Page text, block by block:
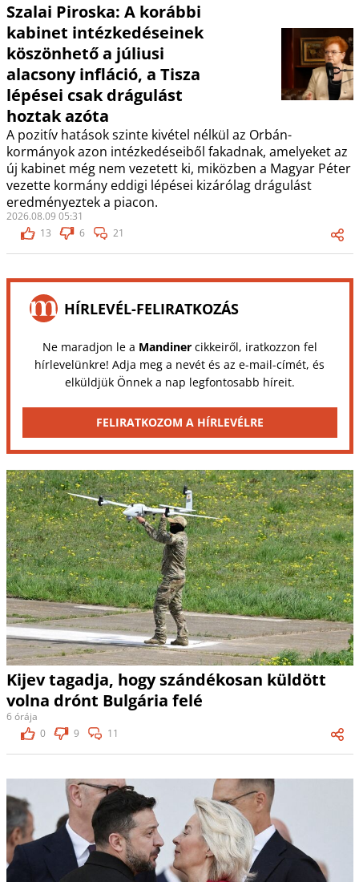
Szalai Piroska: A korábbi
kabinet intézkedéseinek
köszönhető a júliusi
alacsony infláció, a Tisza
lépései csak drágulást
hoztak azóta
A pozitív hatások szinte kivétel nélkül az Orbán-
kormányok azon intézkedéseiből fakadnak, amelyeket az
új kabinet még nem vezetett ki, miközben a Magyar Péter
vezette kormány eddigi lépései kizárólag drágulást
eredményeztek a piacon.
2026.08.09 05:31
13
6 21
HÍRLEVÉL-FELIRATKOZÁS
Ne maradjon le a Mandinercikkeiről, iratkozzon fel
hírlevelünkre! Adja meg a nevét és az e-mail-címét, és
elküldjük Önnek a nap legfontosabb híreit.
FELIRATKOZOM A HÍRLEVÉLRE
Kijev tagadja, hogy szándékosan küldött
volna drónt Bulgária felé
6 órája
0
9 11